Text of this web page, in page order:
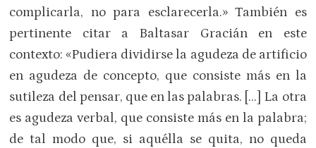
complicarla, no para esclarecerla.» También es
pertinente citar a Baltasar Gracián en este
contexto: «Pudiera dividirse la agudeza de artificio
en agudeza de concepto, que consiste más en la
sutileza del pensar, que en las palabras. […] La otra
es agudeza verbal, que consiste más en la palabra;
de tal modo que, si aquélla se quita, no queda